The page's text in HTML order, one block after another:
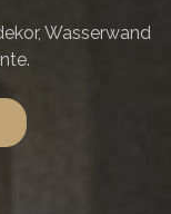
Wasserwand